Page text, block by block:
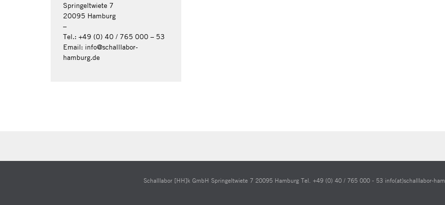
Springeltwiete 7
20095 Hamburg
–
Tel.: +49 (0) 40 / 765 000 – 53
Email: info@schalllabor-
hamburg.de
Schalllabor [HH]k GmbH Springeltwiete 7 20095 Hamburg Tel. +49 (0) 40 / 765 000 - 53 info(at)schalllabor-